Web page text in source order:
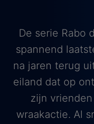
De serie Rabo
spannend
na jaren terug
eiland dat op
zijn
wraakactie. Al